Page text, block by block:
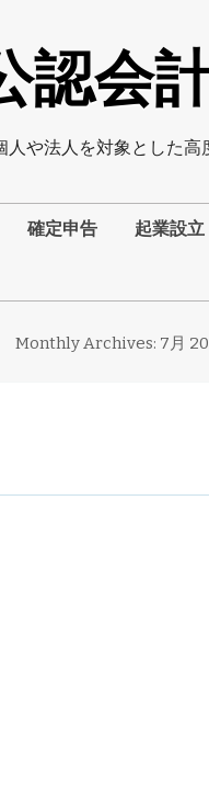
認会
人や法人を対象とした高
確定申告 起業設立
Monthly Archives: 7月